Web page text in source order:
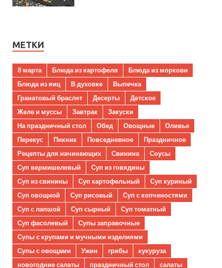
МЕТКИ
8 марта Блюда из картофеля
Блюда из моркови
Блюда из яиц
В духовке
Выпечка
Гранатовый браслет
Десерты
Детское
Желе и муссы
Завтрак
Закуски
На праздничный стол
Обед Овощные
Оливье
Перекус
Пикник Повседневное
Праздничное
Рецепты для начинающих
Свинина
Соусы
Суп вермишелевый
Суп из говядины
Суп из свинины
Суп картофельный
Суп куриный
Суп овощной
Суп рисовый
Суп с копченостями
Суп с лапшой
Суп сырный
Суп томатный
Суп фасолевый
Супы заправочные
Супы с крупами и мучными изделиями
Супы с овощами
Ужин грибы
кукуруза
новогодние салаты
праздничный стол
салаты